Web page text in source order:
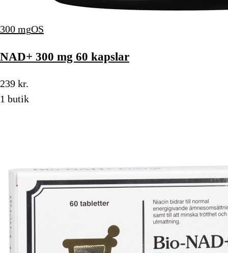
300 mgOS
NAD+ 300 mg 60 kapslar
239 kr.
1 butik